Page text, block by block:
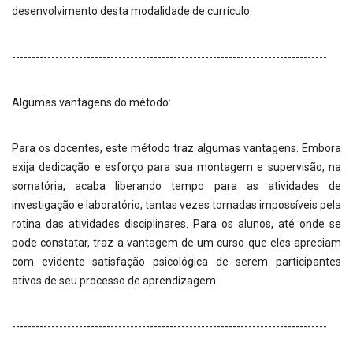
desenvolvimento desta modalidade de currículo.
--------------------------------------------------------------------------------
Algumas vantagens do método:
Para os docentes, este método traz algumas vantagens. Embora
exija dedicação e esforço para sua montagem e supervisão, na
somatória, acaba liberando tempo para as atividades de
investigação e laboratório, tantas vezes tornadas impossíveis pela
rotina das atividades disciplinares. Para os alunos, até onde se
pode constatar, traz a vantagem de um curso que eles apreciam
com evidente satisfação psicológica de serem participantes
ativos de seu processo de aprendizagem.
--------------------------------------------------------------------------------